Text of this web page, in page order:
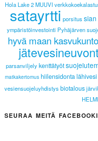
Hola Lake 2 MUUVI
satayrtti porsitus
ympäristöinvestointi Pyhäjärven
hyvä maan kasvukunto
parsanviljelykenttätyöt
matkakertomus hiilensidontalähivesi
vesiensuojeluyhdistys biotalous
HELMI
SEURAA MEITÄ